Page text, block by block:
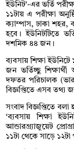
ইউনিট’-এর ভর্তি
১১টায় এ পরীক্ষা
ক্যাম্পাস, ঢাকা শহর,
হবে। ইউনিটটিতে
দশমিক ৪৪ জন।
ব্যবসায় শিক্ষা
জন ভর্তিচ্ছু
দফতর পরিচালক
বিজ্ঞপ্তিতে এসব তথ্য
সংবাদ বিজ্ঞপ্তিতে বলা
‘ব্যবসায় শিক্ষা
আন্ডারগ্র্যাজুয়েট
১১টা থেকে সাড়ে ১২টা